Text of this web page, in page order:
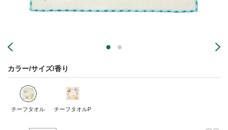
カラー/サイズ/香り
チーフタオル チーフタオルP